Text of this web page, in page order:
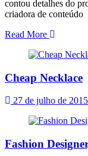
contou detalhes do
criadora de conteúdo
Read More
Cheap Necklace
27 de julho de 2015
Fashion